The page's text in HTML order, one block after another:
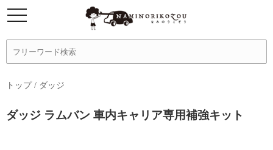
トップ/ ダッジ
ダッジ ラムバン 車内キャリア専用補強キット